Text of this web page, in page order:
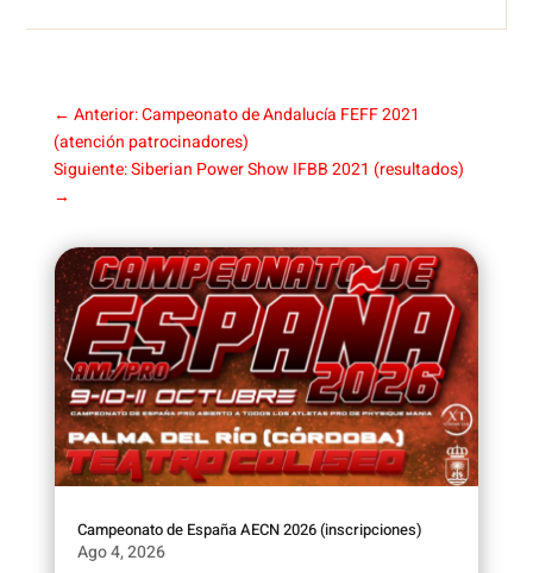
← Anterior: Campeonato de Andalucía FEFF 2021
(atención patrocinadores)
Siguiente: Siberian Power Show IFBB 2021 (resultados)
→
Campeonato de España AECN 2026 (inscripciones)
Ago 4, 2026